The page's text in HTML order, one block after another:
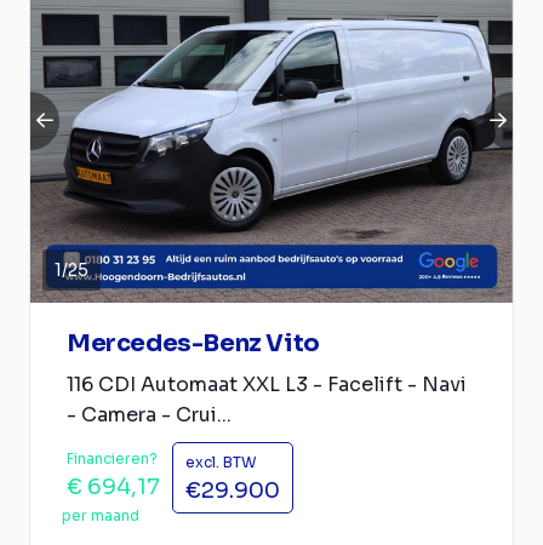
1/25
Mercedes-Benz Vito
116 CDI Automaat XXL L3 - Facelift - Navi
- Camera - Crui...
Financieren?
€ 694,17
per maand
excl. BTW
€29.900